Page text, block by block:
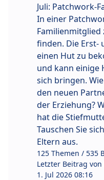
Juli: Patchwork-
In einer
Familienmitglied
finden. Die Erst-
einen Hut zu
und kann einige
sich bringen.
den neuen
der Erziehung?
hat die
Tauschen Sie
Eltern aus.
125 Themen / 535
Letzter Beitrag von
1. Jul 2026 08:16